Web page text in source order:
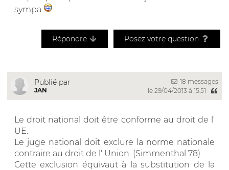
sympa
Répondre Posez votre question
Publié par
JAN
18 messages
le 29/04/2013 à 15:51
Le droit national doit être conforme au droit de l'
UE.
Le juge national doit exclure la norme nationale
contraire au droit de l' Union. (Simmenthal 78)
Cette exclusion équivaut à la substitution de la